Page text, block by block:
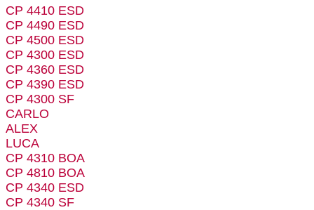
CP 4410 ESD
CP 4490 ESD
CP 4500 ESD
CP 4300 ESD
CP 4360 ESD
CP 4390 ESD
CP 4300 SF
CARLO
ALEX
LUCA
CP 4310 BOA
CP 4810 BOA
CP 4340 ESD
CP 4340 SF